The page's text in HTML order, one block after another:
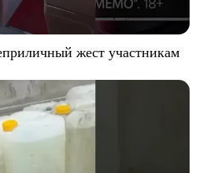
жест участникам